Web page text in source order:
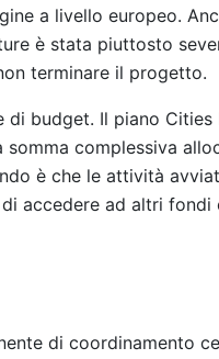
a livello europeo.
è stata piuttosto
terminare il progetto.
di budget. Il piano
complessiva
è che le attività
accedere ad altri fondi
di coordinamento